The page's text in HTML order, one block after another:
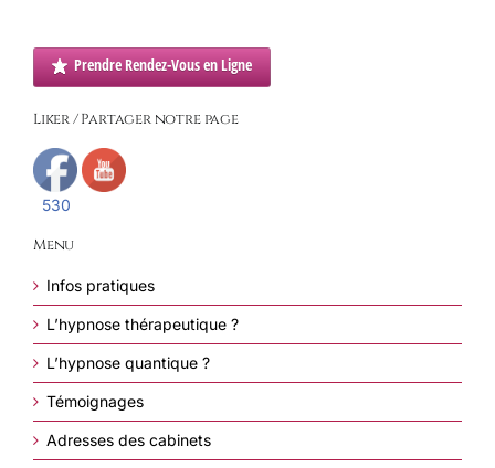
Prendre Rendez-Vous en Ligne
Liker / Partager notre page
530
Menu
Infos pratiques
L’hypnose thérapeutique ?
L’hypnose quantique ?
Témoignages
Adresses des cabinets